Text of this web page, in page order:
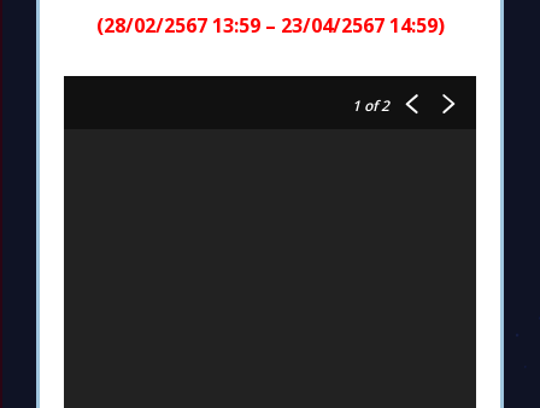
(28/02/2567 13:59 – 23/04/2567 14:59)
1 of 2